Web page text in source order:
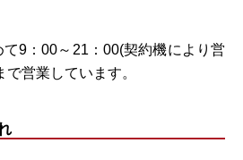
9：00～21：00(契約機により営
営業しています。